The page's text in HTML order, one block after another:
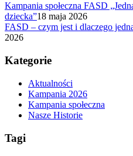
Kampania społeczna FASD
dziecka”18 maja 2026
FASD – czym jest i dlaczego
2026
Kategorie
Aktualności
Kampania 2026
Kampania społeczna
Nasze Historie
Tagi